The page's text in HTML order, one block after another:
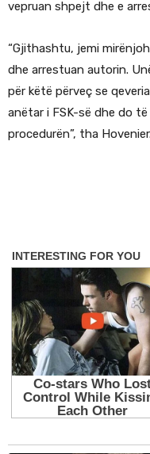
vepruan shpejt dhe e
“Gjithashtu, jemi
dhe arrestuan autorin.
për këtë përveç se
anëtar i FSK-së dhe do
procedurën”, tha Hovenier.